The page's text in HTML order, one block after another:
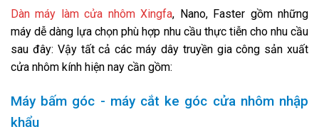
Dàn máy làm cửa nhôm Xingfa, Nano, Faster gồm những
máy dễ dàng lựa chọn phù hợp nhu cầu thực tiễn cho nhu cầu
sau đây: Vậy tất cả các máy dây truyền gia công sản xuất
cửa nhôm kính hiện nay cần gồm:
Máy bấm góc - máy cắt ke góc cửa nhôm nhập
khẩu